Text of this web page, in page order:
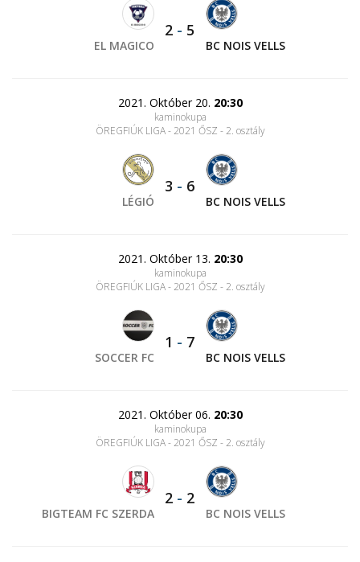
EL MAGICO
2 - 5
BC NOIS VELLS
2021. Október 20. 20:30
kaminokupa
ÖREGFIÚK LIGA - 2021 ŐSZ - 2. osztály
LÉGIÓ
3 - 6
BC NOIS VELLS
2021. Október 13. 20:30
kaminokupa
ÖREGFIÚK LIGA - 2021 ŐSZ - 2. osztály
SOCCER FC
1 - 7
BC NOIS VELLS
2021. Október 06. 20:30
kaminokupa
ÖREGFIÚK LIGA - 2021 ŐSZ - 2. osztály
BIGTEAM FC SZERDA
2 - 2
BC NOIS VELLS